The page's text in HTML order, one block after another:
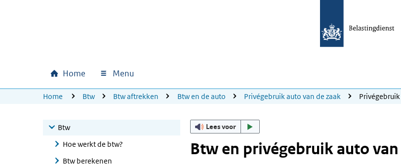
Hoofdnavigatie
Home Menu
U bevindt zich hier:
Home Btw Btw aftrekken Btw en de auto Privégebruik auto van de zaak
Btw
Hoe werkt de btw?
Btw berekenen
Lees voor
Btw en privégebruik auto van